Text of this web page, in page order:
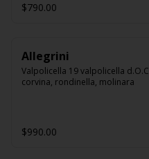
$790.00
Allegrini
Valpolicella 19 valpolicella d.O.C
corvina, rondinella, molinara
$990.00